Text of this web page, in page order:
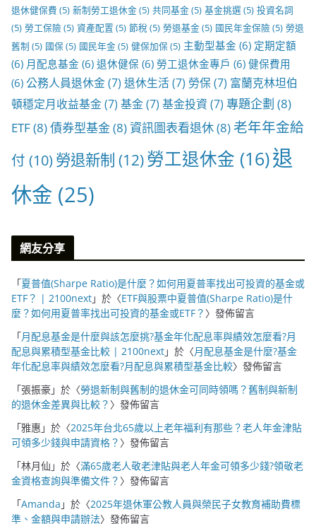
退休健保費 (5) 新制勞工退休金(5) 共同基金(5) 基金挑選 (5) 投資名詞
(5) 勞工保險 (5) 資產配置 (5) 節稅 (5) 勞退基金(5) 國民年金保險 (5) 勞退
舊制 (5) 國保(5) 國民年金(5) 健保加保(5) 主動型基金 (6) 定期定額
(6) 月配息基金 (6) 退休健保 (6) 勞工退休金專戶 (6) 健保費用
(6) 公務人員退休金(7) 退休生活(7) 勞保(7) 富蘭克林坦伯
頓穩定月收益基金(7) 基金(7) 基金投資 (7) 專題企劃 (8)
ETF(8)債券型基金(8)資訊圖表看退休(8)老年年金給
付 (10) 勞退新制 (12)勞工退休金 (16)退
休金 (25)
網友分享
「夏普值(Sharpe Ratio)是什麼？如何用夏普率找出可投資的基金或
ETF？ | 2100next」於〈ETF與股票中夏普值(Sharpe Ratio)是什
麼？如何用夏普率找出可投資的基金或ETF？ 〉發佈留言
「月配息基金是什麼與該怎麼挑?基金年化配息率與績效怎麼看?月
配息與累積型基金比較 | 2100next」於〈月配息基金是什麼?基金
年化配息率與績效怎麼看?月配息與累積型基金比較〉發佈留言
「張振豪」於〈勞退新制與舊制的退休金可同時領嗎？舊制與新制
的退休金差異與比較？ 〉發佈留言
「雅惠 」於〈2025年台北65歲以上老年福利有那些？老人年金津貼
可領多少錢與申請資格？ 〉發佈留言
「林月仙 」於〈滿65歲老人敬老津貼與老人年金可領多少錢?領敬老
金資格查詢與準備文件？ 〉發佈留言
「Amanda 」於〈2025年退休軍公教人員與榮民子女教育補助費標
準、金額與申請辦法〉發佈留言